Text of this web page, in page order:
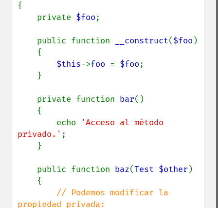
{
    private
$foo;
    public function
__construct($foo )
$this->foo = $foo;
    private function
bar()
        echo
'Acceso al método
privado.' ;
    public function
baz(Test $other )
// Podemos modificar la
propiedad privada: